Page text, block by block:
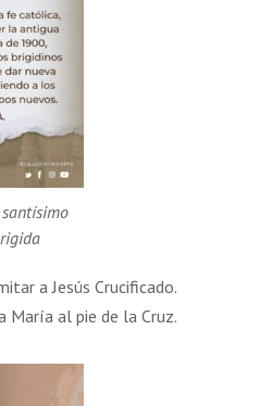
a Jesús Crucificado.
María al pie de la Cruz.